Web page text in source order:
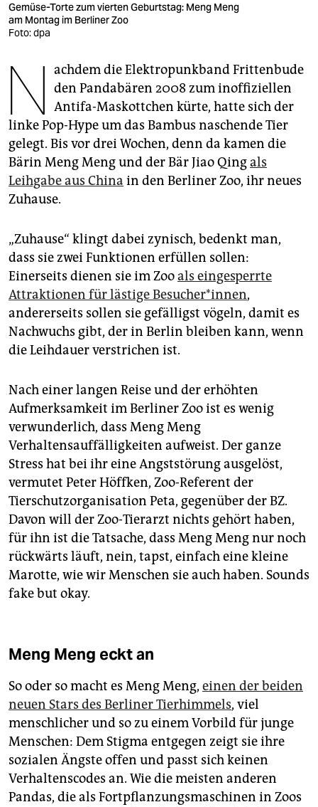
shop
fragen & hilfe
unterstützen
genossenschaft
epaper login
Gemüse-Torte zum vierten Geburtstag: Meng Meng
am Montag im Berliner Zoo
Foto: dpa
N achdem die Elektropunkband Frittenbude
den Pandabären 2008 zum inoffiziellen
Antifa-Maskottchen kürte, hatte sich der
linke Pop-Hype um das Bambus naschende Tier
gelegt. Bis vor drei Wochen, denn da kamen die
Bärin Meng Meng und der Bär Jiao Qingals
Leihgabe aus China in den Berliner Zoo, ihr neues
Zuhause.
„Zuhause“ klingt dabei zynisch, bedenkt man,
dass sie zwei Funktionen erfüllen sollen:
Einerseits dienen sie im Zooals eingesperrte
Attraktionen für lästige Besucher*innen,
andererseits sollen sie gefälligst vögeln, damit es
Nachwuchs gibt, der in Berlin bleiben kann, wenn
die Leihdauer verstrichen ist.
Nach einer langen Reise und der erhöhten
Aufmerksamkeit im Berliner Zoo ist es wenig
verwunderlich, dass Meng Meng
Verhaltensauffälligkeiten aufweist. Der ganze
Stress hat bei ihr eine Angststörung ausgelöst,
vermutet Peter Höffken, Zoo-Referent der
Tierschutzorganisation Peta, gegenüber der BZ.
Davon will der Zoo-Tierarzt nichts gehört haben,
für ihn ist die Tatsache, dass Meng Meng nur noch
rückwärts läuft, nein, tapst, einfach eine kleine
Marotte, wie wir Menschen sie auch haben. Sounds
fake but okay.
Meng Meng eckt an
So oder so macht es Meng Meng, einen der beiden
neuen Stars des Berliner Tierhimmels, viel
menschlicher und so zu einem Vorbild für junge
Menschen: Dem Stigma entgegen zeigt sie ihre
sozialen Ängste offen und passt sich keinen
Verhaltenscodes an. Wie die meisten anderen
Pandas, die als Fortpflanzungsmaschinen in Zoos